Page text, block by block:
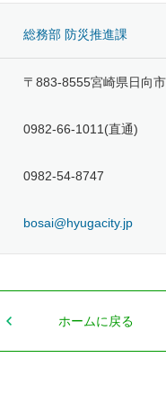
総務部 防災推進課
〒883-8555宮崎県日向
0982-66-1011(直通)
0982-54-8747
bosai@hyugacity.jp
ホームに戻る